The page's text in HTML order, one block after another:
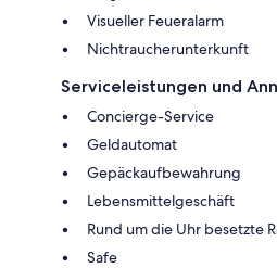
Visueller Feueralarm
Nichtraucherunterkunft
Serviceleistungen und
Concierge-Service
Geldautomat
Gepäckaufbewahrung
Lebensmittelgeschäft
Rund um die Uhr besetzte
Safe